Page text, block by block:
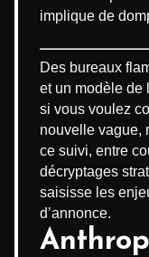
implique de
Des bureaux
et un modèle de
si vous voulez
nouvelle vague,
ce suivi, entre
décryptages
saisisse les
d’annonce.